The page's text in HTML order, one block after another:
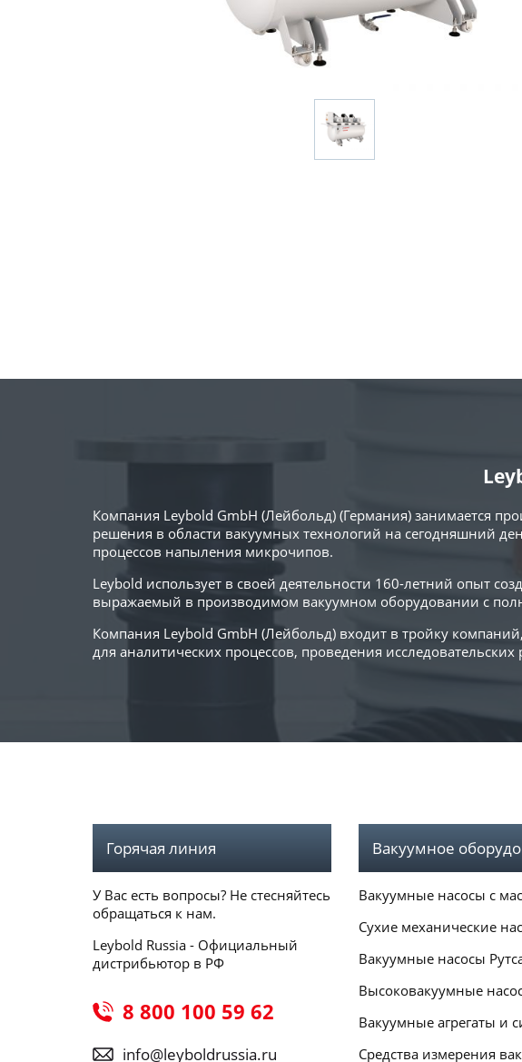
Компания Leybold GmbH (Лейбольд) (Германия) занимается
решения в области вакуумных технологий на сегодняшний
процессов напыления микрочипов.
Leybold использует в своей деятельности 160-летний опыт
выражаемый в производимом вакуумном оборудовании с
Компания Leybold GmbH (Лейбольд) входит в тройку
для аналитических процессов, проведения
Горячая линия
У Вас есть вопросы? Не стесняйтесь
обращаться к нам.
Leybold Russia - Официальный
дистрибьютор в РФ
8 800 100 59 62
info@leyboldrussia.ru
Вакуумное
Вакуумные насосы с
Сухие механические
Вакуумные насосы
Высоковакуумные
Вакуумные агрегаты и
Средства измерения